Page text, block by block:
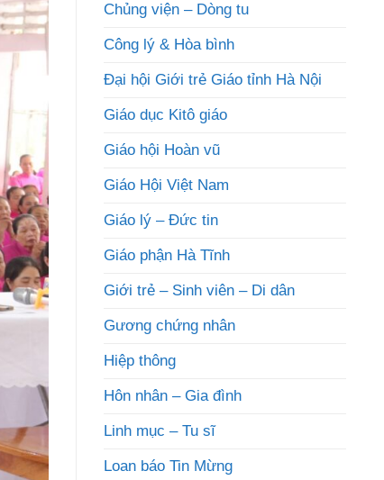
Chủng viện – Dòng tu
Công lý & Hòa bình
Đại hội Giới trẻ Giáo tỉnh Hà Nội
Giáo dục Kitô giáo
Giáo hội Hoàn vũ
Giáo Hội Việt Nam
Giáo lý – Đức tin
Giáo phận Hà Tĩnh
Giới trẻ – Sinh viên – Di dân
Gương chứng nhân
Hiệp thông
Hôn nhân – Gia đình
Linh mục – Tu sĩ
Loan báo Tin Mừng